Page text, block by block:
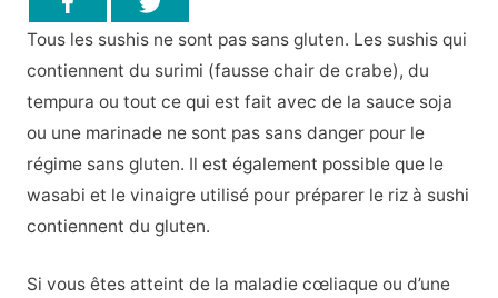
Tous les sushis ne sont pas sans gluten. Les sushis qui
contiennent du surimi (fausse chair de crabe), du
tempura ou tout ce qui est fait avec de la sauce soja
ou une marinade ne sont pas sans danger pour le
régime sans gluten. Il est également possible que le
wasabi et le vinaigre utilisé pour préparer le riz à sushi
contiennent du gluten.
Si vous êtes atteint de la maladie cœliaque ou d’une